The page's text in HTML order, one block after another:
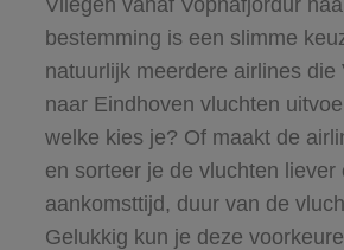
bestemming is een slimme
natuurlijk meerdere airlines die
naar Eindhoven vluchten
welke kies je? Of maakt de
en sorteer je de vluchten liever
aankomsttijd, duur van de
Gelukkig kun je deze